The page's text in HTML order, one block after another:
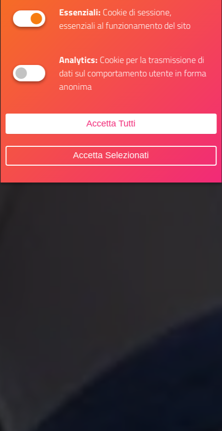
Essenziali:Cookie di sessione,
essenziali al funzionamento del sito
Analytics:Cookie per la trasmissione di
dati sul comportamento utente in forma
anonima
Accetta Tutti
Accetta Selezionati